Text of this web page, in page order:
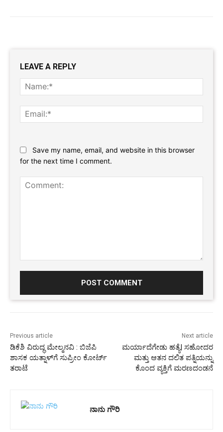
LEAVE A REPLY
Save my name, email, and website in this browser
for the next time I comment.
Previous article
ಡಿಕೆಶಿ ವಿರುದ್ಧ ಮೇಲ್ಮನವಿ : ಬಿಜೆಪಿ
ಶಾಸಕ ಯತ್ನಾಳ್‌ಗೆ ಸುಪ್ರೀಂ ಕೋರ್ಟ್
ತರಾಟೆ
Next article
ಮರ್ಯಾದೆಗೇಡು ಹತ್ಯೆ| ಸಹೋದರ
ಮತ್ತು ಆತನ ದಲಿತ ಪತ್ನಿಯನ್ನು
ಕೊಂದ ವ್ಯಕ್ತಿಗೆ ಮರಣದಂಡನೆ
ನಾನು ಗೌರಿ